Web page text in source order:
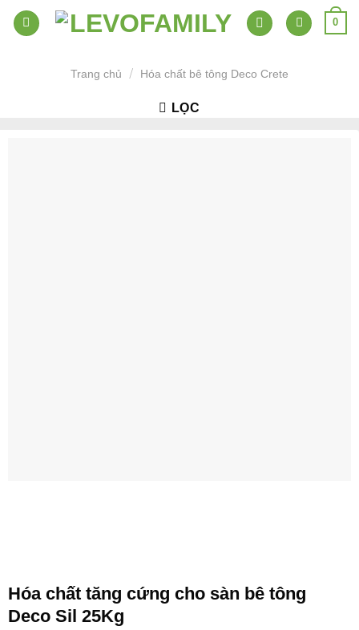
Skip
0
Trang chủ / Hóa chất bê tông Deco Crete
LỌC
Hóa chất tăng cứng cho sàn bê tông
Deco Sil 25Kg